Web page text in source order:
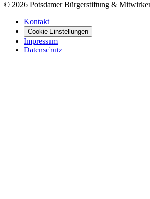
© 2026 Potsdamer Bürgerstiftung &
Kontakt
Cookie-Einstellungen
Impressum
Datenschutz